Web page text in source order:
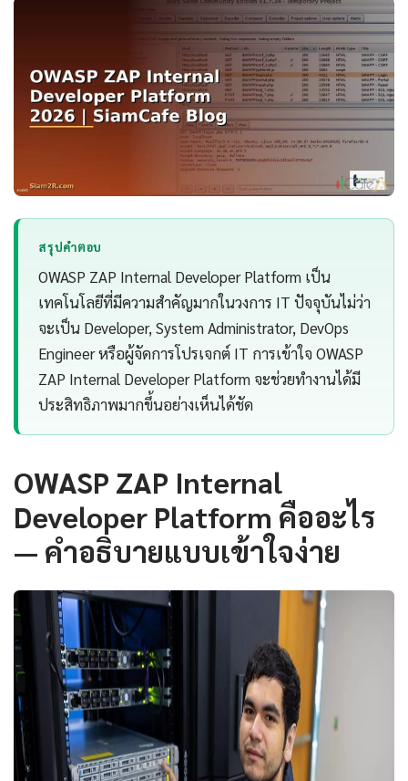
สรุปคำตอบ
OWASP ZAP Internal Developer Platform เป็น
เทคโนโลยีที่มีความสำคัญมากในวงการ IT ปัจจุบันไม่ว่า
จะเป็น Developer, System Administrator, DevOps
Engineer หรือผู้จัดการโปรเจกต์ IT การเข้าใจ OWASP
ZAP Internal Developer Platform จะช่วยทำงานได้มี
ประสิทธิภาพมากขึ้นอย่างเห็นได้ชัด
OWASP ZAP Internal
Developer Platform คืออะไร
— คำอธิบายแบบเข้าใจง่าย